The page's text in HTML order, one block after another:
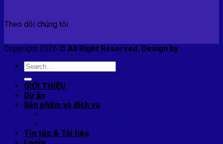
Theo dõi chúng tôi
Copyright 2026 © All Right Reserved. Design by
Search
GIỚI THIỆU
Dự án
Sản phẩm và dịch vụ
Tin tức & Tài liệu